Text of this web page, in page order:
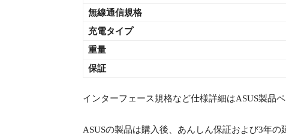
無線通信規格
充電タイプ
重量
保証
インターフェース規格など仕様詳細はASUS製品
ASUSの製品は購入後、あんしん保証および3年